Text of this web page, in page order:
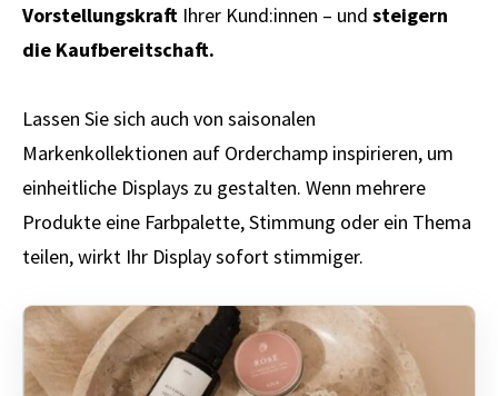
Vorstellungskraft Ihrer Kund:innen – und steigern
die Kaufbereitschaft.
Lassen Sie sich auch von saisonalen
Markenkollektionen auf Orderchamp inspirieren, um
einheitliche Displays zu gestalten. Wenn mehrere
Produkte eine Farbpalette, Stimmung oder ein Thema
teilen, wirkt Ihr Display sofort stimmiger.